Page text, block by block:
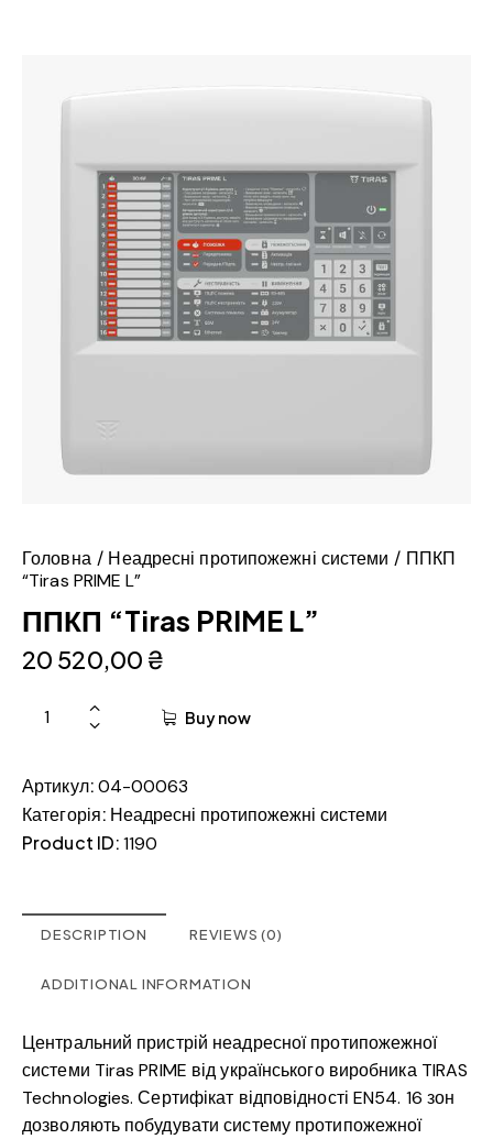
Головна Неадресні протипожежні системи
ППКП
“Tiras PRIME L”
ППКП “Tiras PRIME L”
20 520,00 ₴
Buy now
Артикул:04-00063
Категорія: Неадресні протипожежні системи
Product ID:1190
DESCRIPTION REVIEWS (0)
ADDITIONAL INFORMATION
Центральний пристрій неадресної протипожежної
системи Tiras PRIME від українського виробника TIRAS
Technologies. Сертифікат відповідності EN54. 16 зон
дозволяють побудувати систему протипожежної